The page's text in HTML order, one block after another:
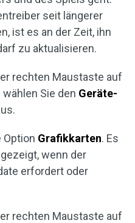
seit längerer
ist es an der Zeit, ihn
zu aktualisieren.
rechten Maustaste auf
Sie den Geräte-
Option Grafikkarten. Es
wenn der
erfordert oder
rechten Maustaste auf